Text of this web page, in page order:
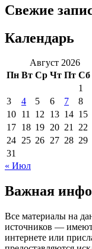
Свежие
Календарь
Август 2026
Пн Вт Ср Чт Пт Сб
1
3
4 5 6 7 8
10 11 12 13 14 15
17 18 19 20 21 22
24 25 26 27 28 29
31
« Июл
Важная
Все материалы на
источников —
интернете или